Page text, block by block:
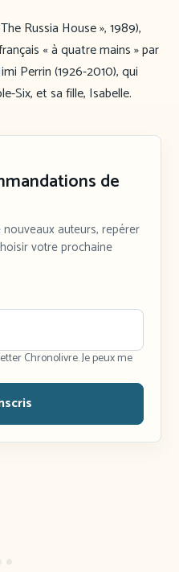
Russia House », 1989),
« à quatre mains » par
Perrin (1926-2010), qui
Six, et sa fille, Isabelle.
de
auteurs, repérer
votre prochaine
Chronolivre. Je peux me